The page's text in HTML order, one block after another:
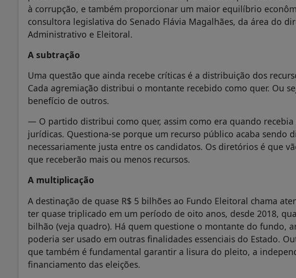
à corrupção, e também proporcionar um maior equilíbrio
consultora legislativa do Senado Flávia Magalhães, da área do
Administrativo e Eleitoral.
A subtração
Uma questão que ainda recebe críticas é a distribuição dos
Cada agremiação distribui o montante recebido como quer. Ou
benefício de outros.
— O partido distribui como quer, assim como era quando recebia
jurídicas. Questiona-se porque um recurso público acaba sendo
necessariamente justa entre os candidatos. Os diretórios é que
que receberão mais ou menos recursos.
A multiplicação
A destinação de quase R$ 5 bilhões ao Fundo Eleitoral chama
ter quase triplicado em um período de oito anos, desde 2018,
bilhão (veja quadro). Há quem questione o montante do fundo,
poderia ser usado em outras finalidades essenciais do Estado.
que também é fundamental garantir a lisura do pleito, a
financiamento das eleições.